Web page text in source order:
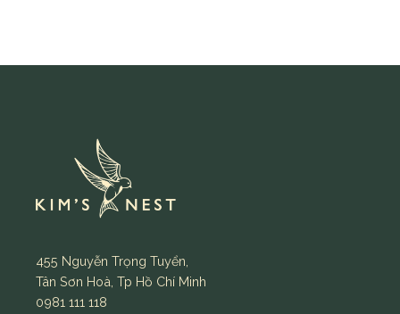
455 Nguyễn Trọng Tuyển,
Tân Sơn Hoà, Tp Hồ Chí Minh
0981 111 118